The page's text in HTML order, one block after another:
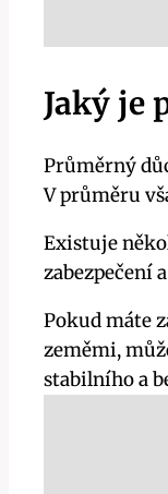
Jaký je
Průměrný
V průměru
Existuje
zabezpečení
Pokud máte
zeměmi,
stabilního a